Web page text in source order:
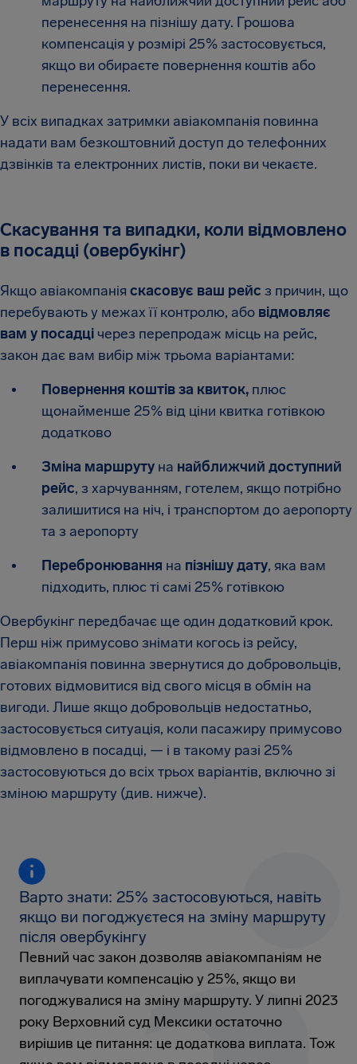
перенесення на пізнішу дату. Грошова
компенсація у розмірі 25% застосовується,
якщо ви обираєте повернення коштів або
перенесення.
У всіх випадках затримки авіакомпанія повинна
надати вам безкоштовний доступ до телефонних
дзвінків та електронних листів, поки ви чекаєте.
Скасування та випадки, коли відмовлено
в посадці (овербукінг)
Якщо авіакомпанія скасовує ваш рейс з причин, що
перебувають у межах її контролю, або відмовляє
вам у посадцічерез перепродаж місць на рейс,
закон дає вам вибір між трьома варіантами:
Повернення коштів за квиток, плюс
щонайменше 25% від ціни квитка готівкою
додатково
Зміна маршруту на найближчий доступний
рейс, з харчуванням, готелем, якщо потрібно
залишитися на ніч, і транспортом до аеропорту
та з аеропорту
Перебронювання на пізнішу дату, яка вам
підходить, плюс ті самі 25% готівкою
Овербукінг передбачає ще один додатковий крок.
Перш ніж примусово знімати когось із рейсу,
авіакомпанія повинна звернутися до добровольців,
готових відмовитися від свого місця в обмін на
вигоди. Лише якщо добровольців недостатньо,
застосовується ситуація, коли пасажиру примусово
відмовлено в посадці, — і в такому разі 25%
застосовуються до всіх трьох варіантів, включно зі
зміною маршруту (див. нижче).
Варто знати: 25% застосовуються, навіть
якщо ви погоджуєтеся на зміну маршруту
після овербукінгу
Певний час закон дозволяв авіакомпаніям не
виплачувати компенсацію у 25%, якщо ви
погоджувалися на зміну маршруту. У липні 2023
року Верховний суд Мексики остаточно
вирішив це питання: це додаткова виплата. Тож